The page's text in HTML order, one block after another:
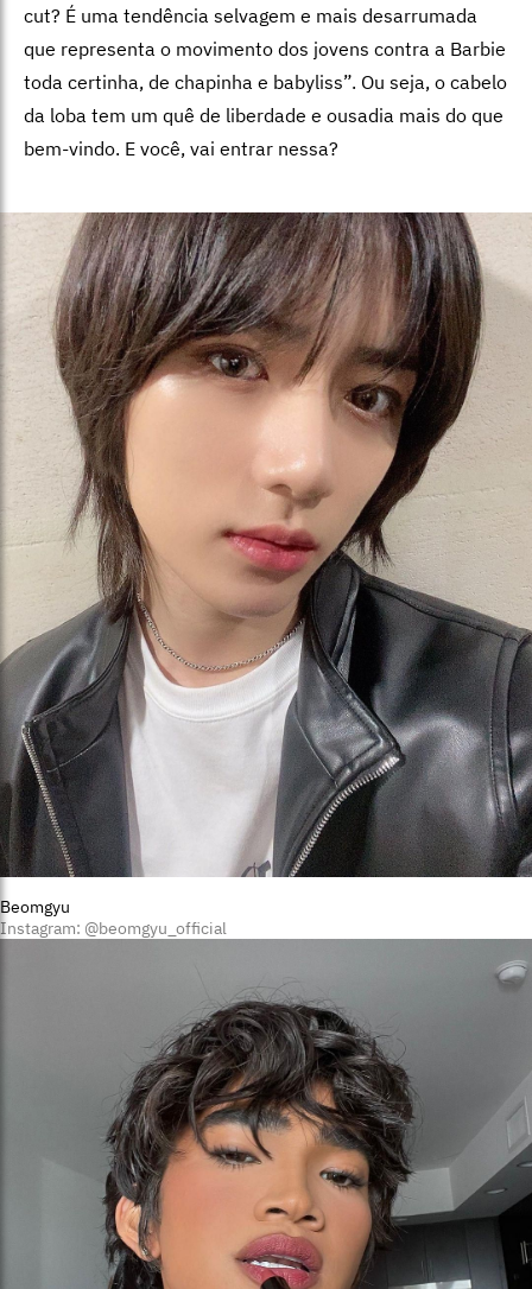
cut? É uma tendência selvagem e mais desarrumada
que representa o movimento dos jovens contra a Barbie
toda certinha, de chapinha e babyliss”. Ou seja, o cabelo
da loba tem um quê de liberdade e ousadia mais do que
bem-vindo. E você, vai entrar nessa?
Beomgyu
Instagram: @beomgyu_official